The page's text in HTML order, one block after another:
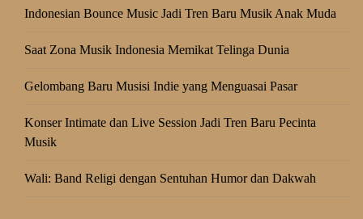
Indonesian Bounce Music Jadi Tren Baru Musik Anak Muda
Saat Zona Musik Indonesia Memikat Telinga Dunia
Gelombang Baru Musisi Indie yang Menguasai Pasar
Konser Intimate dan Live Session Jadi Tren Baru Pecinta
Musik
Wali: Band Religi dengan Sentuhan Humor dan Dakwah